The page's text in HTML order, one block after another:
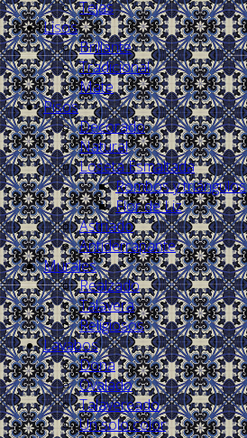
Tejas
Lisos
Brillante
Tradicional
Mate
Pisos
Decorado
Natural
Loseta Esmaltada
Rombos y triángulos
Flor de Liz
Astriado
Antiderrapante
Murales
Realzado
Talavera
Religiosos
Lavabos
Dona
Ovalado
Talavereado
Un solo color